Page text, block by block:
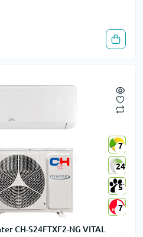
7
24
5
7
7
24
5
7
CH-S24FTXF2-NG VITAL